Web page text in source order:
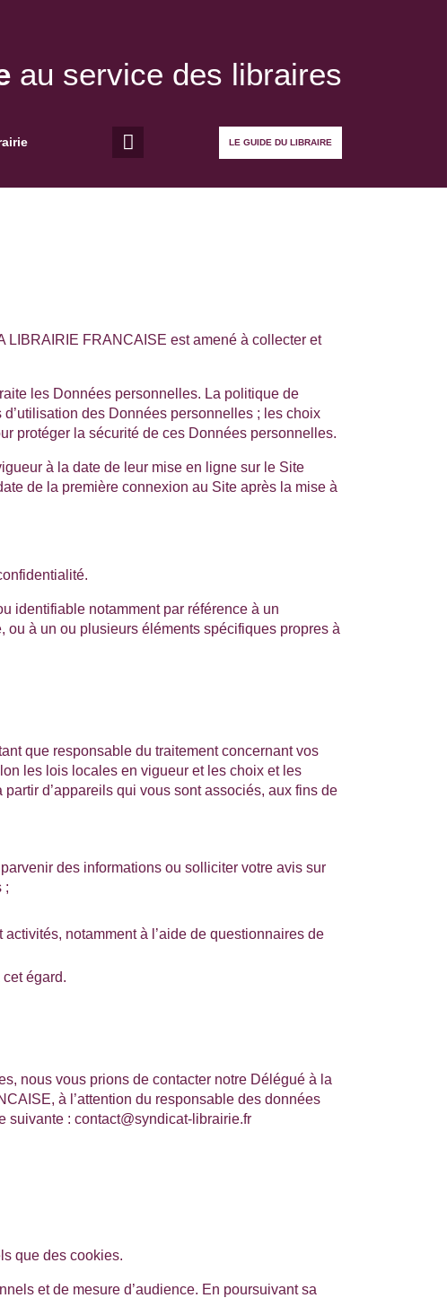
au service des libraires
LE GUIDE DU LIBRAIRE
LIBRAIRIE FRANCAISE est amené à collecter et
les Données personnelles. La politique de
des Données personnelles ; les choix
protéger la sécurité de ces Données personnelles.
à la date de leur mise en ligne sur le Site
de la première connexion au Site après la mise à
identifiable notamment par référence à un
ou à un ou plusieurs éléments spécifiques propres à
que responsable du traitement concernant vos
les lois locales en vigueur et les choix et les
d’appareils qui vous sont associés, aux fins de
des informations ou solliciter votre avis sur
;
notamment à l’aide de questionnaires de
égard.
nous vous prions de contacter notre Délégué à la
à l’attention du responsable des données
suivante : contact@syndicat-librairie.fr
que des cookies.
et de mesure d’audience. En poursuivant sa